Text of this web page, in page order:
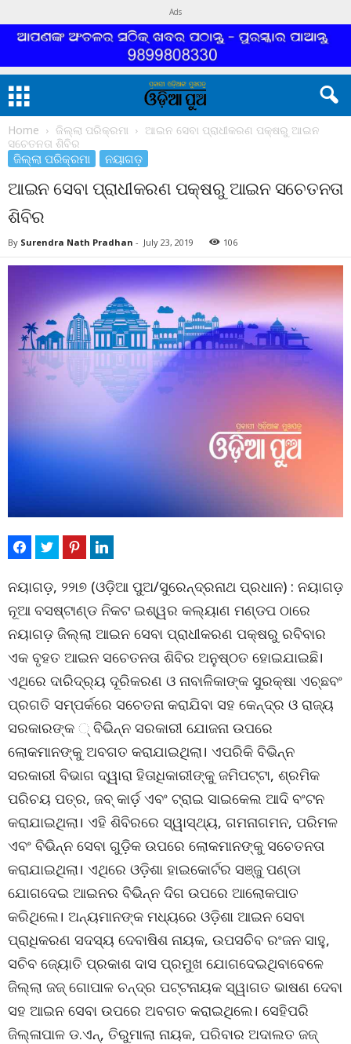
Ads
Home ଜିଲ୍ଲା ପରିକ୍ରମା
ଆଇନ ସେବା ପ୍ରାଧୀକରଣ ପକ୍ଷରୁ ଆଇନ
ସଚେତନତା ଶିବିର
ଜିଲ୍ଲା ପରିକ୍ରମା ନୟାଗଡ଼
ଆଇନ ସେବା ପ୍ରାଧୀକରଣ ପକ୍ଷରୁ ଆଇନ ସଚେତନତା
ଶିବିର
By Surendra Nath Pradhan - July 23, 2019 106
ନୟାଗଡ଼, ୨୨ା୭ (ଓଡ଼ିଆ ପୁଅ/ସୁରେନ୍ଦ୍ରନାଥ ପ୍ରଧାନ) : ନୟାଗଡ଼
ନୂଆ ବସଷ୍ଟାଣ୍ଡ ନିକଟ ଇଶ୍ୱର କଲ୍ୟାଣ ମଣ୍ଡପ ଠାରେ
ନୟାଗଡ଼ ଜିଲ୍ଲା ଆଇନ ସେବା ପ୍ରାଧୀକରଣ ପକ୍ଷରୁ ରବିବାର
ଏକ ବୃହତ ଆଇନ ସଚେତନତା ଶିବିର ଅନୁଷ୍ଠତ ହୋଇଯାଇଛି।
ଏଥିରେ ଦାରିଦ୍ର୍ୟ ଦୂରିକରଣ ଓ ନାବାଳିକାଙ୍କ ସୁରକ୍ଷା ଏଚ୍ଛବଂ
ପ୍ରଗତି ସମ୍ପର୍କରେ ସଚେତନା କରାଯିବା ସହ କେନ୍ଦ୍ର ଓ ରାଜ୍ୟ
ସରକାରଙ୍କ ୍ ବିଭିନ୍ନ ସରକାରୀ ଯୋଜନା ଉପରେ
ଲୋକମାନଙ୍କୁ ଅବଗତ କରାଯାଇଥିଲା। ଏପରିକି ବିଭିନ୍ନ
ସରକାରୀ ବିଭାଗ ଦ୍ୱାରା ହିତାଧିକାରୀଙ୍କୁ ଜମିପଟ୍ଟା, ଶ୍ରମିକ
ପରିଚୟ ପତ୍ର, ଜବ୍ କାର୍ଡ଼ ଏବଂ ଟ୍ରାଇ ସାଇକେଲ ଆଦି ବଂଟନ
କରାଯାଇଥିଲା। ଏହି ଶିବିରରେ ସ୍ୱାସ୍ଥ୍ୟ, ଗମନାଗମନ, ପରିମଳ
ଏବଂ ବିଭିନ୍ନ ସେବା ଗୁଡ଼ିକ ଉପରେ ଲୋକମାନଙ୍କୁ ସଚେତନତା
କରାଯାଇଥିଲା। ଏଥିରେ ଓଡ଼ିଶା ହାଇକୋର୍ଟର ସଞ୍ଜୁ ପଣ୍ଡା
ଯୋଗଦେଇ ଆଇନର ବିଭିନ୍ନ ଦିଗ ଉପରେ ଆଲୋକପାତ
କରିଥିଲେ। ଅନ୍ୟମାନଙ୍କ ମଧ୍ୟରେ ଓଡ଼ିଶା ଆଇନ ସେବା
ପ୍ରାଧିକରଣ ସଦସ୍ୟ ଦେବାଷିଶ ନାୟକ, ଉପସଚିବ ରଂଜନ ସାହୁ,
ସଚିବ ଜ୍ୟୋତି ପ୍ରକାଶ ଦାସ ପ୍ରମୁଖ ଯୋଗଦେଇଥିବାବେଳେ
ଜିଲ୍ଲା ଜଜ୍ ଗୋପାଳ ଚନ୍ଦ୍ର ପଟ୍ଟନାୟକ ସ୍ୱାଗତ ଭାଷଣ ଦେବା
ସହ ଆଇନ ସେବା ଉପରେ ଅବଗତ କରାଇଥିଲେ। ସେହିପରି
ଜିଲ୍ଳାପାଳ ଡ.ଏନ୍, ତିରୁମାଲା ନାୟକ, ପରିବାର ଅଦାଲତ ଜଜ୍